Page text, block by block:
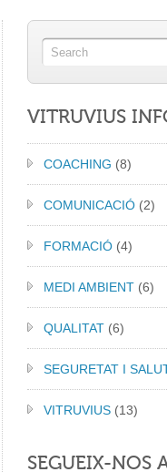
VITRUVIUS
COACHING (8)
COMUNICACIÓ (2)
FORMACIÓ (4)
MEDI AMBIENT (6)
QUALITAT (6)
SEGURETAT I
VITRUVIUS (13)
SEGUEIX-NOS